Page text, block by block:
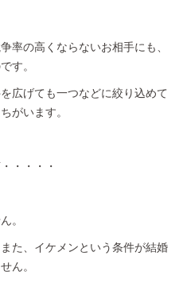
率の高くならないお相手にも、
す。
広げても一つなどに絞り込めて
がいます。
・・・・
。
た、イケメンという条件が結婚
ん。